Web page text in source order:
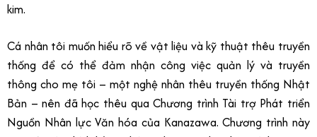
kim.
Cá nhân tôi muốn hiểu rõ về vật liệu và kỹ thuật thêu truyền
thống để có thể đảm nhận công việc quản lý và truyền
thông cho mẹ tôi – một nghệ nhân thêu truyền thống Nhật
Bản – nên đã học thêu qua Chương trình Tài trợ Phát triển
Nguồn Nhân lực Văn hóa của Kanazawa. Chương trình này